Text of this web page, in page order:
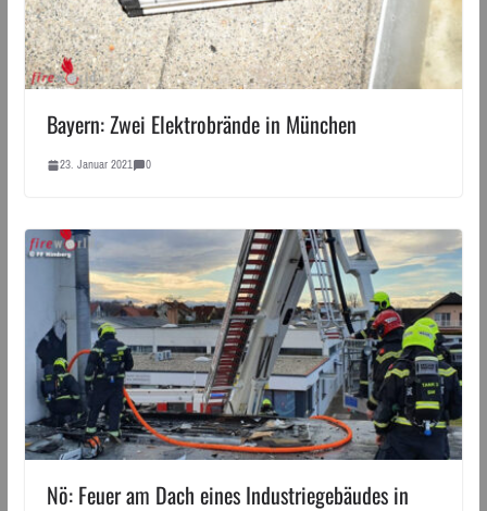
Bayern: Zwei Elektrobrände in München
23. Januar 2021 0
Nö: Feuer am Dach eines Industriegebäudes in